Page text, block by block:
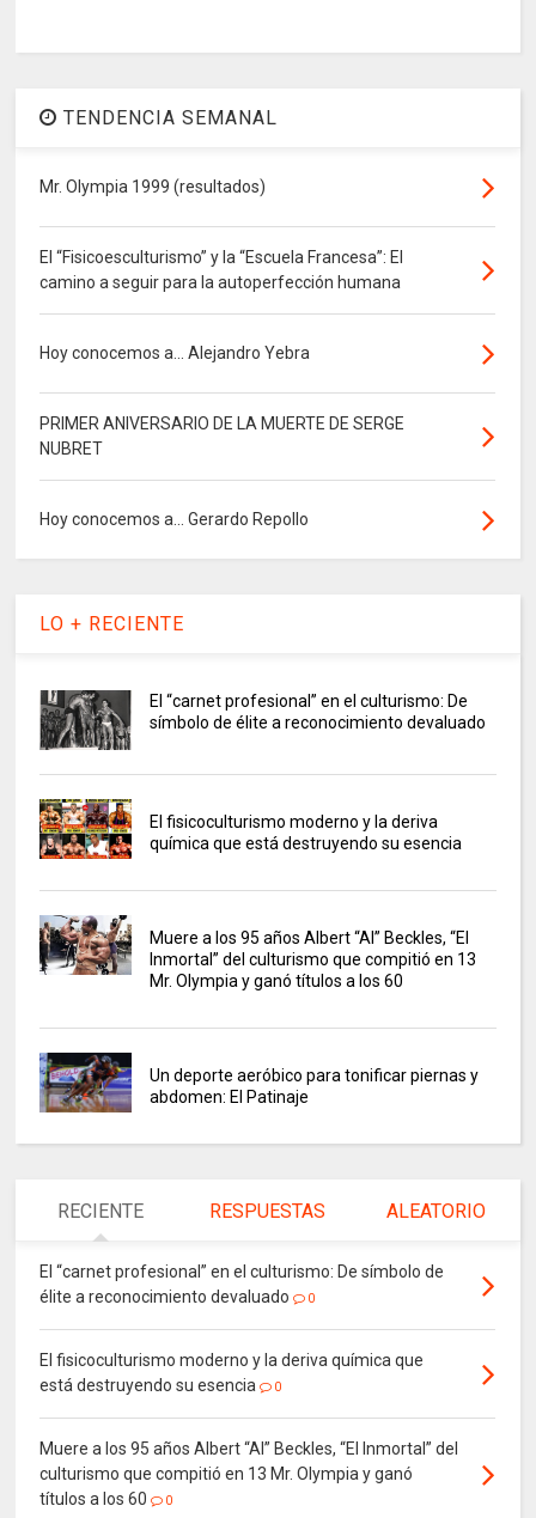
TENDENCIA SEMANAL
Mr. Olympia 1999 (resultados)
El “Fisicoesculturismo” y la “Escuela Francesa”: El
camino a seguir para la autoperfección humana
Hoy conocemos a... Alejandro Yebra
PRIMER ANIVERSARIO DE LA MUERTE DE SERGE
NUBRET
Hoy conocemos a... Gerardo Repollo
LO + RECIENTE
El “carnet profesional” en el culturismo: De
símbolo de élite a reconocimiento devaluado
El fisicoculturismo moderno y la deriva
química que está destruyendo su esencia
Muere a los 95 años Albert “Al” Beckles, “El
Inmortal” del culturismo que compitió en 13
Mr. Olympia y ganó títulos a los 60
Un deporte aeróbico para tonificar piernas y
abdomen: El Patinaje
RECIENTE RESPUESTAS ALEATORIO
El “carnet profesional” en el culturismo: De símbolo de
élite a reconocimiento devaluado
0
El fisicoculturismo moderno y la deriva química que
está destruyendo su esencia
0
Muere a los 95 años Albert “Al” Beckles, “El Inmortal” del
culturismo que compitió en 13 Mr. Olympia y ganó
títulos a los 60
0